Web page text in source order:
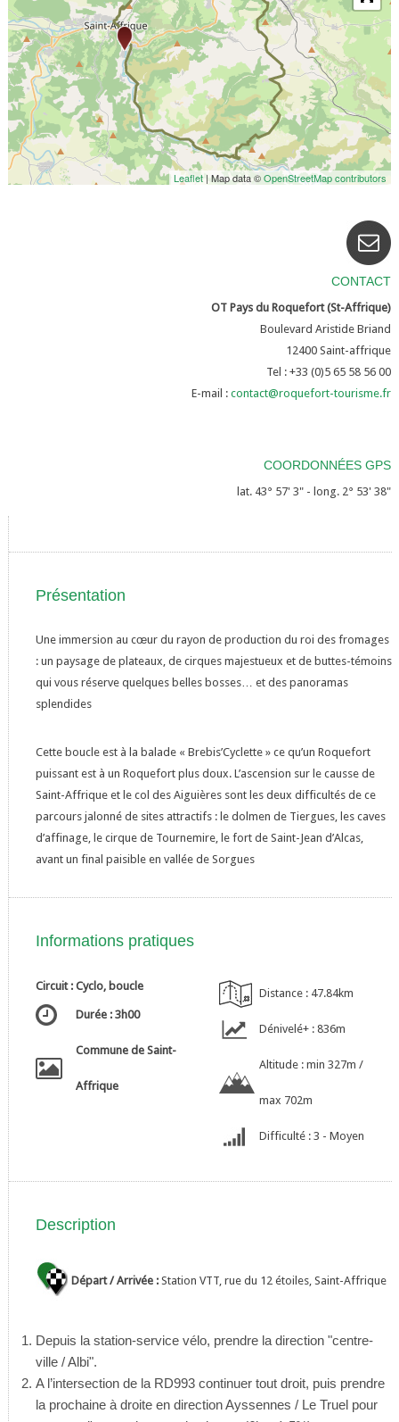
Leaflet | Map data ©OpenStreetMap contributors
CONTACT
OT Pays du Roquefort (St-Affrique)
Boulevard Aristide Briand
12400 Saint-affrique
Tel : +33 (0)5 65 58 56 00
E-mail : contact@roquefort-tourisme.fr
COORDONNÉES GPS
lat. 43° 57' 3" - long. 2° 53' 38"
Présentation
Une immersion au cœur du rayon de production du roi des fromages
: un paysage de plateaux, de cirques majestueux et de buttes-témoins
qui vous réserve quelques belles bosses… et des panoramas
splendides
Cette boucle est à la balade « Brebis’Cyclette » ce qu’un Roquefort
puissant est à un Roquefort plus doux. L’ascension sur le causse de
Saint-Affrique et le col des Aiguières sont les deux difficultés de ce
parcours jalonné de sites attractifs : le dolmen de Tiergues, les caves
d’affinage, le cirque de Tournemire, le fort de Saint-Jean d’Alcas,
avant un final paisible en vallée de Sorgues
Informations pratiques
Circuit : Cyclo, boucle
Durée : 3h00
Commune de Saint-
Affrique
Distance : 47.84km
Dénivelé+ : 836m
Altitude : min 327m /
max 702m
Difficulté : 3 - Moyen
Description
Départ / Arrivée : Station VTT, rue du 12 étoiles, Saint-Affrique
Depuis la station-service vélo, prendre la direction "centre-
ville / Albi".
A l’intersection de la RD993 continuer tout droit, puis prendre
la prochaine à droite en direction Ayssennes / Le Truel pour